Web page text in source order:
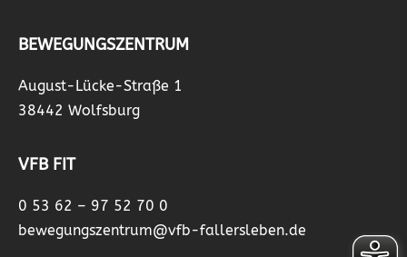
BEWEGUNGSZENTRUM
August-Lücke-Straße 1
38442 Wolfsburg
VFB FIT
0 53 62 – 97 52 70 0
bewegungszentrum@vfb-fallersleben.de